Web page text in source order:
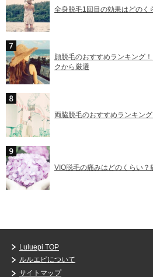
全身脱毛1回目の効果はどのく
顔脱毛のおすすめランキング
クから厳選
両脇脱毛のおすすめランキン
VIO脱毛の痛みはどのくらい
Luluepi TOP
ルルエピについて
サイトマップ